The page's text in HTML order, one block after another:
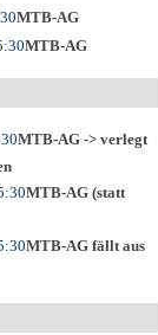
MTB-AG
MTB-AG
MTB-AG -> verlegt
MTB-AG (statt
MTB-AG fällt aus